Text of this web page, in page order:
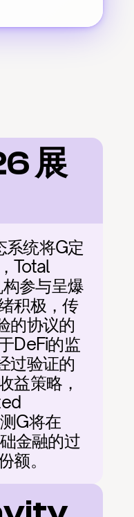
展
统将G定
Total
参与呈爆
积极，传
的协议的
DeFi的监
过验证的
益策略，
G将在
金融的过
额。